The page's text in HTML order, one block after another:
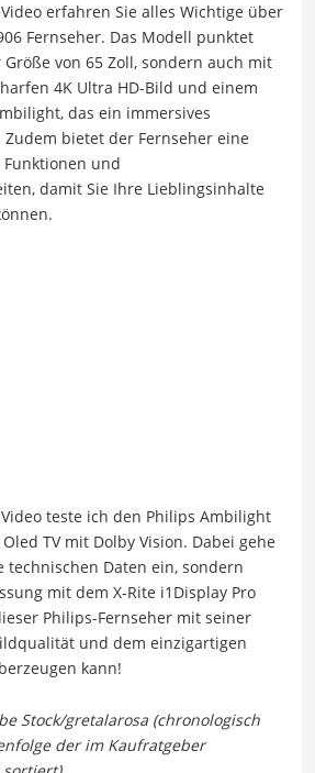
erfahren Sie alles Wichtige über
Fernseher. Das Modell punktet
von 65 Zoll, sondern auch mit
4K Ultra HD-Bild und einem
das ein immersives
bietet der Fernseher eine
und
damit Sie Ihre Lieblingsinhalte
teste ich den Philips Ambilight
Oled TV mit Dolby Vision. Dabei gehe
Daten ein, sondern
mit dem X-Rite i1Display Pro
Philips-Fernseher mit seiner
und dem einzigartigen
kann!